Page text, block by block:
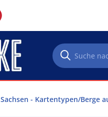
Sachsen - Kartentypen/Berge